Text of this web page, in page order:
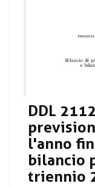
DDL
l'anno
bilancio
triennio